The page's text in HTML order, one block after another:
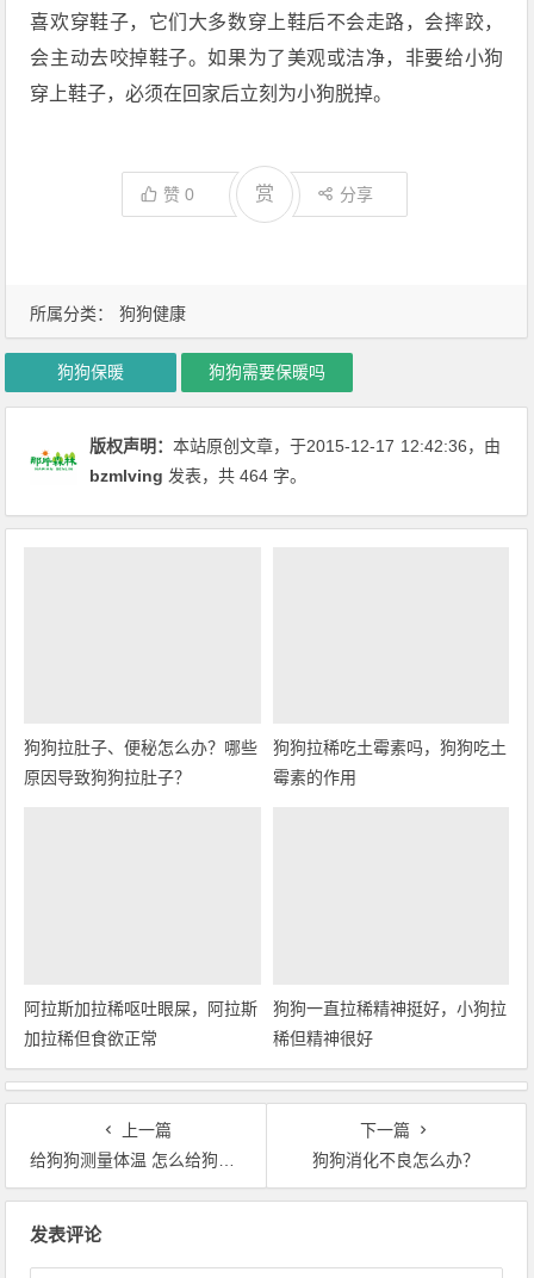
所属分类： 狗狗健康
喜欢穿鞋子，它们大多数穿上鞋后不会走路，会摔跤，
会主动去咬掉鞋子。如果为了美观或洁净，非要给小狗
穿上鞋子，必须在回家后立刻为小狗脱掉。
赞0 赏 分享
狗狗保暖 狗狗需要保暖吗
版权声明：本站原创文章，于2015-12-17 12:42:36，由
bzmlving 发表，共 464 字。
狗狗拉肚子、便秘怎么办？哪些
原因导致狗狗拉肚子？
狗狗拉稀吃土霉素吗，狗狗吃土
霉素的作用
阿拉斯加拉稀呕吐眼屎，阿拉斯
加拉稀但食欲正常
狗狗一直拉稀精神挺好，小狗拉
稀但精神很好
上一篇
给狗狗测量体温 怎么给狗狗测量体温
下一篇
狗狗消化不良怎么办？
发表评论